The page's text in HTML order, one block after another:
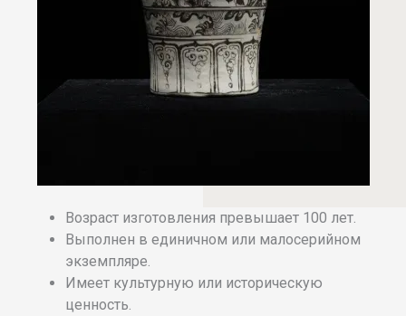
Возраст изготовления превышает 100 лет.
Выполнен в единичном или малосерийном
экземпляре.
Имеет культурную или историческую
ценность.